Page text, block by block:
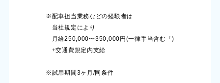
※配車担当業務などの経験者は
当社規定により
月給250,000〜350,000円(一律手当含む「)
+交通費規定内支給
※試用期間3ヶ月/同条件